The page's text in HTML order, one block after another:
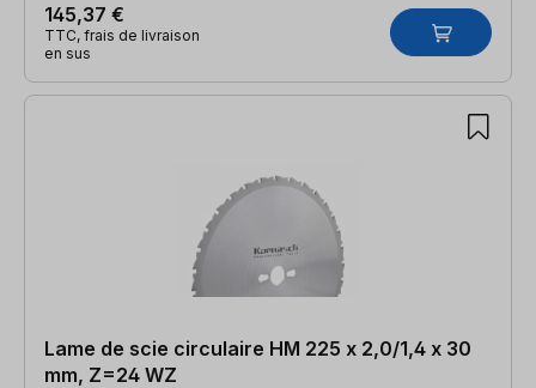
145,37 €
TTC, frais de livraison
en sus
Lame de scie circulaire HM 225 x 2,0/1,4 x 30
mm, Z=24 WZ